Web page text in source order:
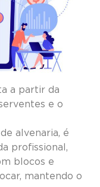
a partir da
e o
alvenaria, é
profissional,
blocos e
mantendo o